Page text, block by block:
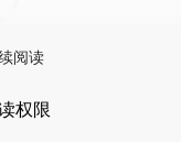
阅读
权限